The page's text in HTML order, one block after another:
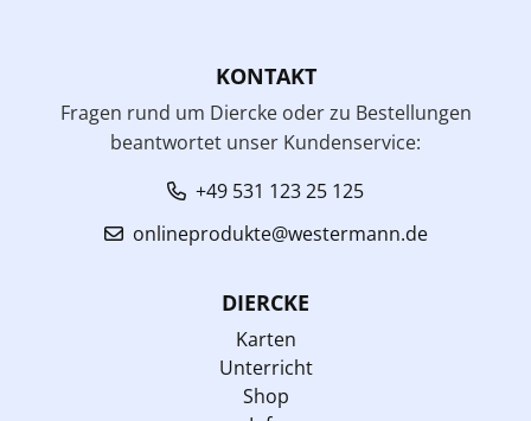
KONTAKT
Fragen rund um Diercke oder zu Bestellungen
beantwortet unser Kundenservice:
+49 531 123 25 125
onlineprodukte@westermann.de
DIERCKE
Karten
Unterricht
Shop